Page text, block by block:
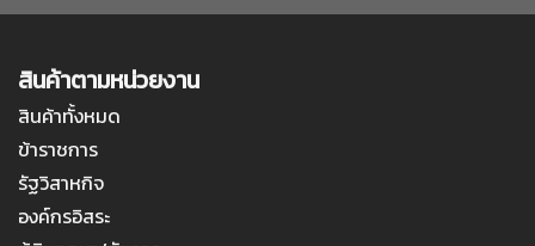
สินค้าตามหน่วยงาน
สินค้าทั้งหมด
ข้าราชการ
รัฐวิสาหกิจ
องค์กรอิสระ